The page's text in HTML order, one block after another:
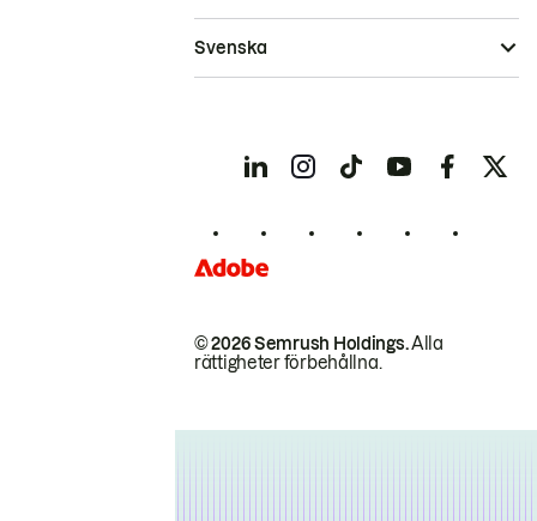
© 2026 Semrush Holdings.Alla
rättigheter förbehållna.
Svenska